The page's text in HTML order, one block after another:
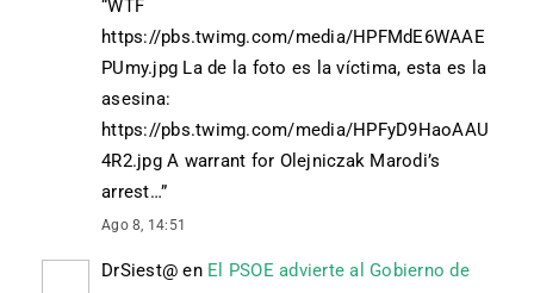
“WTF
https://pbs.twimg.com/media/HPFMdE6WAAE
PUmy.jpg La de la foto es la víctima, esta es la
asesina:
https://pbs.twimg.com/media/HPFyD9HaoAAU
4R2.jpg A warrant for Olejniczak Marodi’s
arrest…”
Ago 8, 14:51
DrSiest@ en El PSOE advierte al Gobierno de